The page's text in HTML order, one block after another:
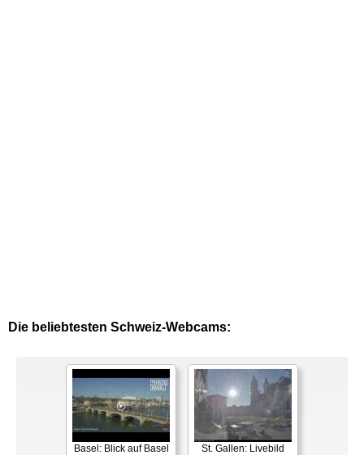
Die beliebtesten Schweiz-Webcams:
Basel: Blick auf Basel
St. Gallen: Livebild